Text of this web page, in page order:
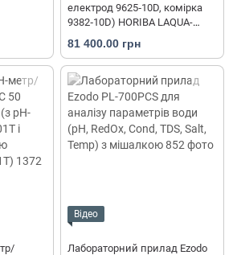
електрод 9625‐10D, комірка
9382‐10D) HORIBA LAQUA-
81 400.00 грн
Відео
Лабораторний прилад Ezodo